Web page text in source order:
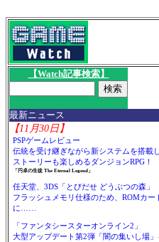
【Watch記事検索】
最新ニュース
【11月30日】
PSPゲームレビュー
伝統を受け継ぎながら新システムを搭載し
ストーリーも楽しめるダンジョンRPG！
「円卓の生徒 The Eternal Legend」
任天堂、3DS「とびだせ どうぶつの森」
フラッシュメモリ仕様のため、ROMカー
に……
「ファンタシースターオンライン2」
大型アップデート第2弾「闇の集いし場